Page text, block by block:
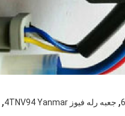
, جعبه رله فیوز 4TNV94 Yanmar ,